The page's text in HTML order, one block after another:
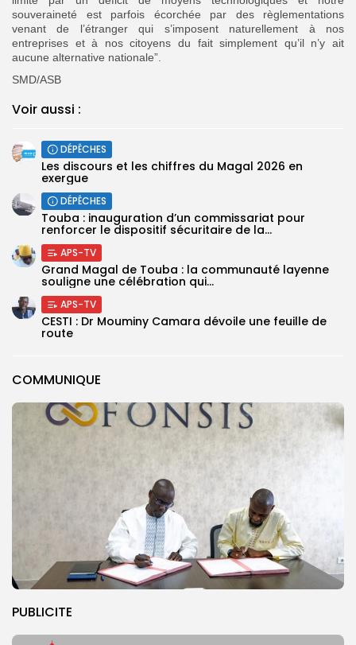
COMMUNIQUE
PUBLICITE
souveraineté est parfois écorchée par des règlementations
venant de l’étranger qui s’imposent naturellement à nos
entreprises et à nos citoyens du fait simplement qu’il n’y ait
aucune alternative nationale”.
SMD/ASB
Voir aussi :
DÉPÊCHES
Les discours et les chiffres du Magal 2026 en
exergue
DÉPÊCHES
Touba : inauguration d’un commissariat pour
renforcer le dispositif sécuritaire de la...
APS-TV
Grand Magal de Touba : la communauté layenne
souligne une célébration qui...
APS-TV
CESTI : Dr Mouminy Camara dévoile une feuille de
route